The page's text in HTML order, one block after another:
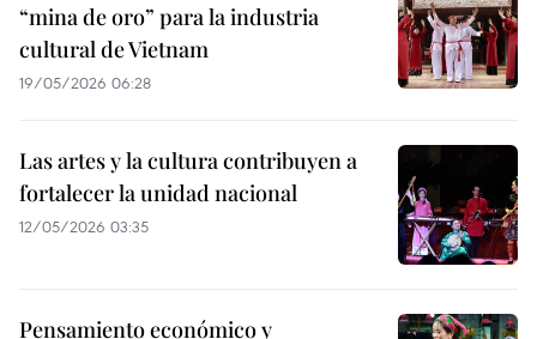
“mina de oro” para la industria
cultural de Vietnam
19/05/2026 06:28
Las artes y la cultura contribuyen a
fortalecer la unidad nacional
12/05/2026 03:35
Pensamiento económico y